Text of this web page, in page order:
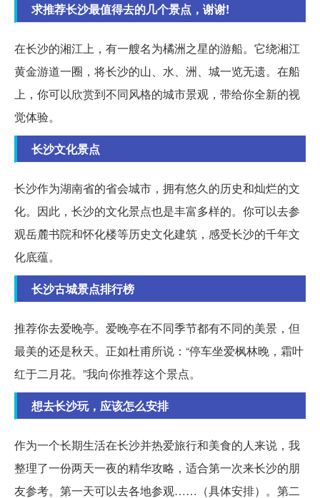
求推荐长沙最值得去的几个景点，谢谢!
在长沙的湘江上，有一艘名为橘洲之星的游船。它绕湘江
黄金游道一圈，将长沙的山、水、洲、城一览无遗。在船
上，你可以欣赏到不同风格的城市景观，带给你全新的视
觉体验。
长沙文化景点
长沙作为湖南省的省会城市，拥有悠久的历史和灿烂的文
化。因此，长沙的文化景点也是丰富多样的。你可以去参
观岳麓书院和怀化楼等历史文化建筑，感受长沙的千年文
化底蕴。
长沙古城景点排行榜
推荐你去爱晚亭。爱晚亭在不同季节都有不同的美景，但
最美的还是秋天。正如杜甫所说：“停车坐爱枫林晚，霜叶
红于二月花。”我向你推荐这个景点。
想去长沙玩，应该怎么安排
作为一个长期生活在长沙并热爱旅行和美食的人来说，我
整理了一份两天一夜的精华攻略，适合第一次来长沙的朋
友参考。第一天可以去各地参观……（具体安排）。第二